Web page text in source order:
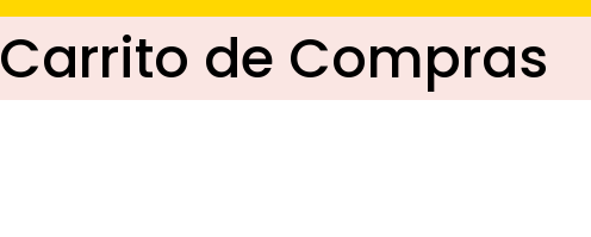
Carrito de Compras